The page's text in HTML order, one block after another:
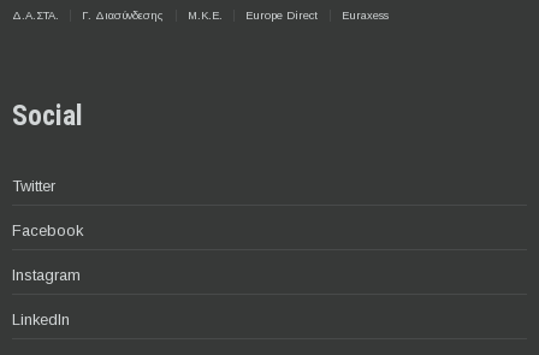
Δ.Α.ΣΤΑ. Γ. Διασύνδεσης Μ.Κ.Ε. Europe Direct Euraxess
Social
Twitter
Facebook
Instagram
LinkedIn